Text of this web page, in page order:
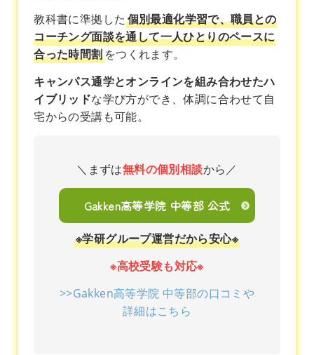
教科書に準拠した 個別最適化学習で、職員との
コーチング面談を通して一人ひとりのペースに
合った時間割をつくれます。
キャンパス通学とオンラインを組み合わせたハ
イブリッドな学び方ができ、体調に合わせて自
宅からの受講も可能。
＼まずは無料の個別相談から／
Gakken高等学院 中等部 公式
※学研グループ運営だから安心※
※高校受験も対応※
>>Gakken高等学院 中等部の口コミや
詳細はこちら